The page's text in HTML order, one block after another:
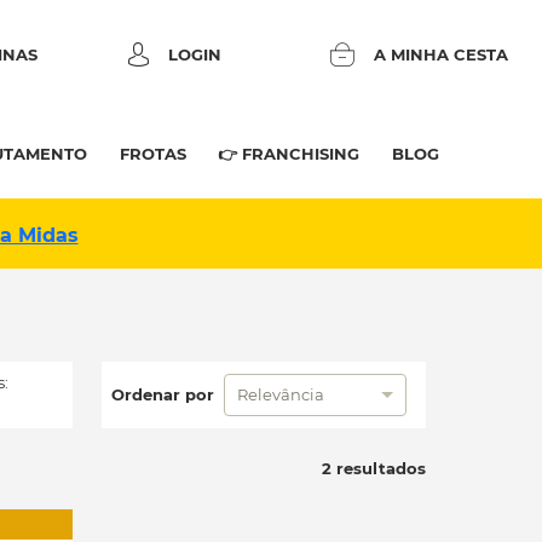
LOGIN A MINHA CESTA
FROTAS 👉 FRANCHISING BLOG
Midas
Ordenar por Relevância
2 resultados